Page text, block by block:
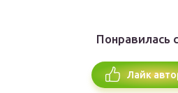
Понравилась
Лайк